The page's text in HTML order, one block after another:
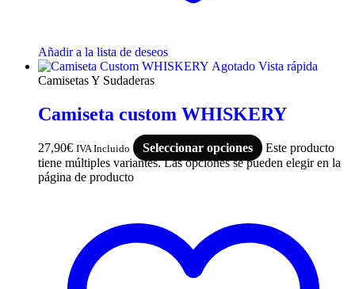
Añadir a la lista de deseos
Agotado Vista rápida
Camisetas Y Sudaderas
Camiseta custom WHISKERY
27,90€ IVA Incluido Seleccionar opciones
Este producto
tiene múltiples variantes. Las opciones se pueden elegir en la
página de producto